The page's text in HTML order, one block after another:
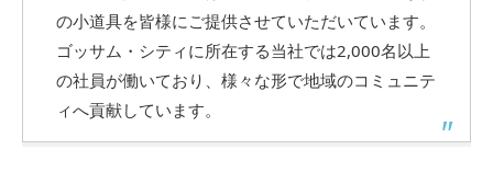
の小道具を皆様にご提供させていただいています。
ゴッサム・シティに所在する当社では2,000名以上
の社員が働いており、様々な形で地域のコミュニテ
ィへ貢献しています。